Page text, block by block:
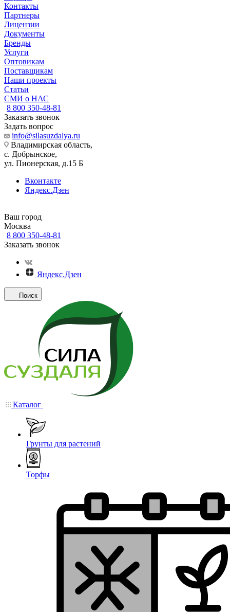
Контакты
Партнеры
Лицензии
Документы
Бренды
Услуги
Оптовикам
Поставщикам
Наши проекты
Статьи
СМИ о НАС
8 800 350-48-81
Заказать звонок
Задать вопрос
info@silasuzdalya.ru
Владимирская область,
с. Добрынское,
ул. Пионерская, д.15 Б
Вконтакте
Яндекс.Дзен
Ваш город
Москва
8 800 350-48-81
Заказать звонок
Яндекс.Дзен
Поиск
Каталог
Грунты для растений
Торфы